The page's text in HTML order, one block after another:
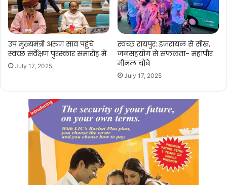
उप मुख्यमंत्री अरुण साव पहुंचे
स्वच्छ सर्वेक्षण पुरस्कार समारोह में
July 17, 2025
स्वच्छ रायपुर: इज़रायल से सीख,
जनसहयोग से सफलता- महापौर
मीनल चौबे
July 17, 2025